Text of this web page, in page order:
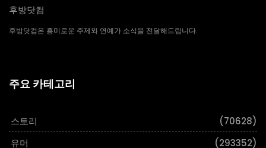
후방닷컴
후방닷컴은 흥미로운 주제와 연예가 소식을 전달해드립니다.
주요 카테고리
스토리
(70628)
유머
(293352)